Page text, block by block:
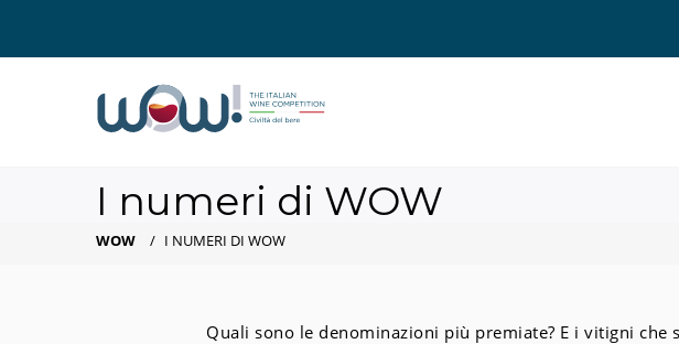
I numeri di WOW
WOW / I NUMERI DI WOW
Quali sono le denominazioni più premiate? E i vitigni